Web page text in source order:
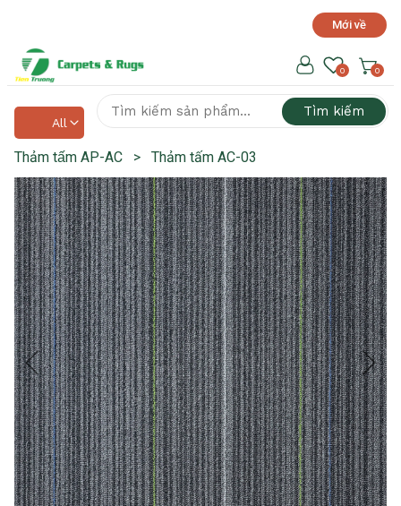
Tìm kiếm
0
0
All
Mới về
Thảm tấm AP-AC > Thảm tấm AC-03